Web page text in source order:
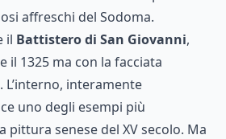
affreschi del Sodoma.
il Battistero di San Giovanni,
il 1325 ma con la facciata
interamente
uno degli esempi più
pittura senese del XV secolo. Ma